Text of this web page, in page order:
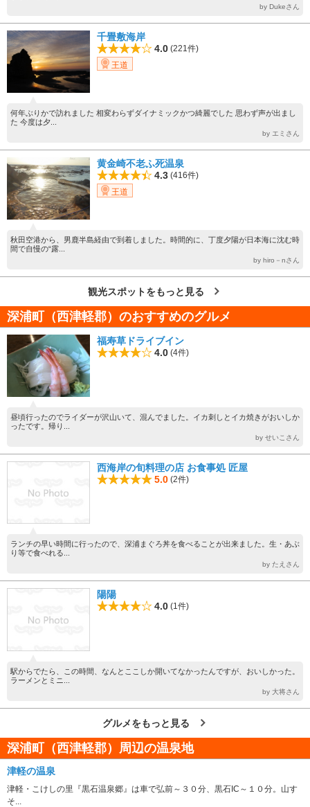
by Dukeさん
千畳敷海岸
4.0 (221件)
王道
何年ぶりかで訪れました 相変わらずダイナミックかつ綺麗でした 思わず声が出まし
た 今度は夕...
by エミさん
黄金崎不老ふ死温泉
4.3 (416件)
王道
秋田空港から、男鹿半島経由で到着しました。時間的に、丁度夕陽が日本海に沈む時
間で自慢の“露...
by hiro－nさん
観光スポットをもっと見る
深浦町（西津軽郡）のおすすめのグルメ
福寿草ドライブイン
4.0 (4件)
昼頃行ったのでライダーが沢山いて、混んでました。イカ刺しとイカ焼きがおいしか
ったです。帰り...
by せいこさん
西海岸の旬料理の店 お食事処 匠屋
5.0 (2件)
ランチの早い時間に行ったので、深浦まぐろ丼を食べることが出来ました。生・あぶ
り等で食べれる...
by たえさん
陽陽
4.0 (1件)
駅からでたら、この時間、なんとここしか開いてなかったんですが、おいしかった。
ラーメンとミニ...
by 大将さん
グルメをもっと見る
深浦町（西津軽郡）周辺の温泉地
津軽の温泉
津軽・こけしの里『黒石温泉郷』は車で弘前～３０分、黒石IC～１０分。山す
そ...